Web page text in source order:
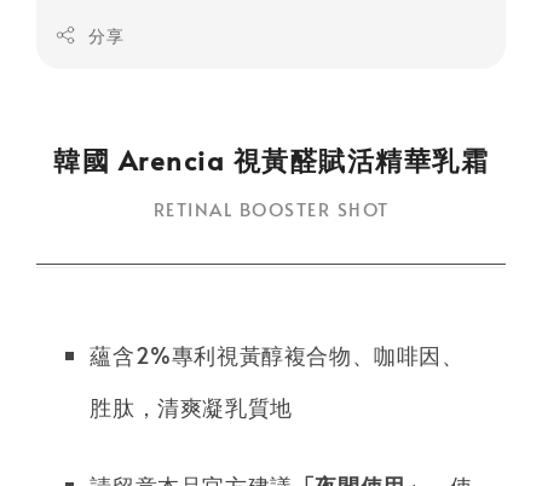
分享
韓國 Arencia 視黃醛賦活精華乳霜
RETINAL BOOSTER SHOT
蘊含2%專利視黃醇複合物、咖啡因、
胜肽，清爽凝乳質地